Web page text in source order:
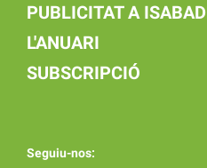
PUBLICITAT A
L'ANUARI
SUBSCRIPCIÓ
Seguiu-nos: